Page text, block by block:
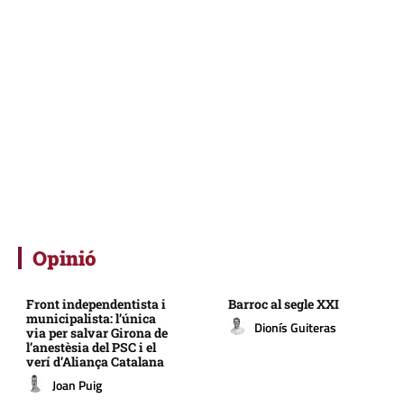
Opinió
Front independentista i
municipalista: l’única
via per salvar Girona de
l’anestèsia del PSC i el
verí d’Aliança Catalana
Joan Puig
Barroc al segle XXI
Dionís Guiteras